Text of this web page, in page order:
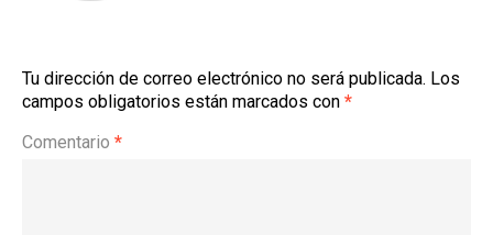
Tu dirección de correo electrónico no será publicada. Los
campos obligatorios están marcados con *
Comentario *